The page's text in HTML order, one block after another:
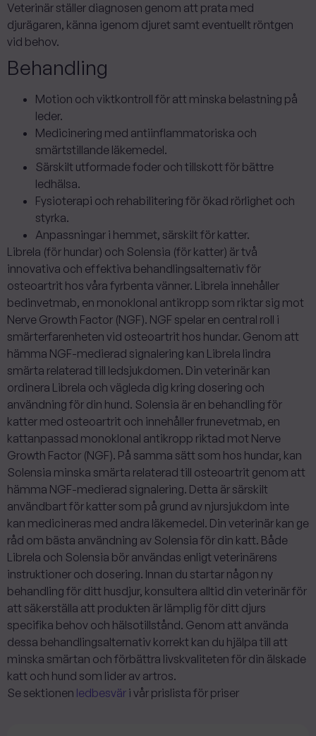
Veterinär ställer diagnosen genom att prata med
djurägaren, känna igenom djuret samt eventuellt röntgen
vid behov.
Behandling
Motion och viktkontroll för att minska belastning på
leder.
Medicinering med antiinflammatoriska och
smärtstillande läkemedel.
Särskilt utformade foder och tillskott för bättre
ledhälsa.
Fysioterapi och rehabilitering för ökad rörlighet och
styrka.
Anpassningar i hemmet, särskilt för katter.
Librela (för hundar) och Solensia (för katter) är två
innovativa och effektiva behandlingsalternativ för
osteoartrit hos våra fyrbenta vänner. ‍Librela innehåller
bedinvetmab, en monoklonal antikropp som riktar sig mot
Nerve Growth Factor (NGF). NGF spelar en central roll i
smärterfarenheten vid osteoartrit hos hundar. Genom att
hämma NGF-medierad signalering kan Librela lindra
smärta relaterad till ledsjukdomen. Din veterinär kan
ordinera Librela och vägleda dig kring dosering och
användning för din hund. ‍Solensia är en behandling för
katter med osteoartrit och innehåller frunevetmab, en
kattanpassad monoklonal antikropp riktad mot Nerve
Growth Factor (NGF). På samma sätt som hos hundar, kan
Solensia minska smärta relaterad till osteoartrit genom att
hämma NGF-medierad signalering. Detta är särskilt
användbart för katter som på grund av njursjukdom inte
kan medicineras med andra läkemedel. Din veterinär kan ge
råd om bästa användning av Solensia för din katt. ‍Både
Librela och Solensia bör användas enligt veterinärens
instruktioner och dosering. Innan du startar någon ny
behandling för ditt husdjur, konsultera alltid din veterinär för
att säkerställa att produkten är lämplig för ditt djurs
specifika behov och hälsotillstånd. Genom att använda
dessa behandlingsalternativ korrekt kan du hjälpa till att
minska smärtan och förbättra livskvaliteten för din älskade
katt och hund som lider av artros.
Se sektionen ledbesvär i vår prislista för priser